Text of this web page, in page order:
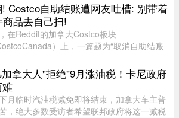
Costco自助结账遭网友吐槽: 别带着
商品去自己扫!
在Reddit的加拿大Costco板块
）上，一篇题为“取消自助结账
友的激烈讨论。这场争论不仅揭示了Costco
结账系统上的悄然转变，也暴露 ...
拿大人"拒绝"9月涨油税！卡尼政府
月临时汽油税减免即将结束，加拿大车主普
，绝大多数受访者希望联邦政府将这一减税